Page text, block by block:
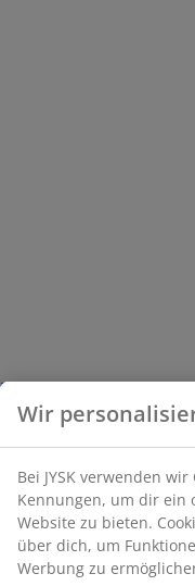
Wir
Bei JYSK verwenden
Kennungen, um dir ein
Website zu bieten.
über dich, um
Werbung zu